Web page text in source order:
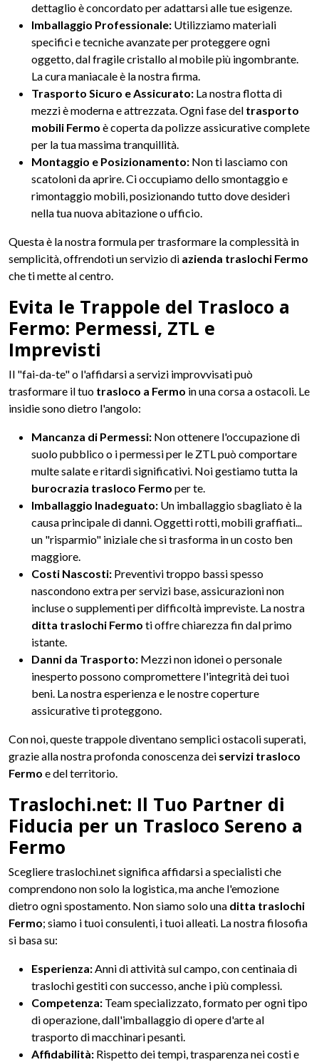
dettaglio è concordato per adattarsi alle tue esigenze.
Imballaggio Professionale: Utilizziamo materiali
specifici e tecniche avanzate per proteggere ogni
oggetto, dal fragile cristallo al mobile più ingombrante.
La cura maniacale è la nostra firma.
Trasporto Sicuro e Assicurato: La nostra flotta di
mezzi è moderna e attrezzata. Ogni fase del trasporto
mobili Fermo è coperta da polizze assicurative complete
per la tua massima tranquillità.
Montaggio e Posizionamento: Non ti lasciamo con
scatoloni da aprire. Ci occupiamo dello smontaggio e
rimontaggio mobili, posizionando tutto dove desideri
nella tua nuova abitazione o ufficio.
Questa è la nostra formula per trasformare la complessità in
semplicità, offrendoti un servizio di azienda traslochi Fermo
che ti mette al centro.
Evita le Trappole del Trasloco a
Fermo: Permessi, ZTL e
Imprevisti
Il "fai-da-te" o l'affidarsi a servizi improvvisati può
trasformare il tuo trasloco a Fermo in una corsa a ostacoli. Le
insidie sono dietro l'angolo:
Mancanza di Permessi: Non ottenere l'occupazione di
suolo pubblico o i permessi per le ZTL può comportare
multe salate e ritardi significativi. Noi gestiamo tutta la
burocrazia trasloco Fermo per te.
Imballaggio Inadeguato: Un imballaggio sbagliato è la
causa principale di danni. Oggetti rotti, mobili graffiati...
un "risparmio" iniziale che si trasforma in un costo ben
maggiore.
Costi Nascosti: Preventivi troppo bassi spesso
nascondono extra per servizi base, assicurazioni non
incluse o supplementi per difficoltà impreviste. La nostra
ditta traslochi Fermo ti offre chiarezza fin dal primo
istante.
Danni da Trasporto: Mezzi non idonei o personale
inesperto possono compromettere l'integrità dei tuoi
beni. La nostra esperienza e le nostre coperture
assicurative ti proteggono.
Con noi, queste trappole diventano semplici ostacoli superati,
grazie alla nostra profonda conoscenza dei servizi trasloco
Fermo e del territorio.
Traslochi.net: Il Tuo Partner di
Fiducia per un Trasloco Sereno a
Fermo
Scegliere traslochi.net significa affidarsi a specialisti che
comprendono non solo la logistica, ma anche l'emozione
dietro ogni spostamento. Non siamo solo una ditta traslochi
Fermo; siamo i tuoi consulenti, i tuoi alleati. La nostra filosofia
si basa su:
Esperienza:Anni di attività sul campo, con centinaia di
traslochi gestiti con successo, anche i più complessi.
Competenza: Team specializzato, formato per ogni tipo
di operazione, dall'imballaggio di opere d'arte al
trasporto di macchinari pesanti.
Affidabilità: Rispetto dei tempi, trasparenza nei costi e